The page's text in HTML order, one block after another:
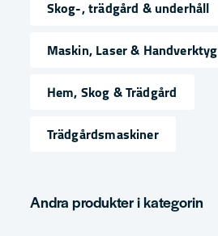
email
Ja, ni får publicera min fråga
Skog-, trädgård & underhåll
Maskin, Laser & Handverktyg
Hem, Skog & Trädgård
Trädgårdsmaskiner
Andra produkter i kategorin